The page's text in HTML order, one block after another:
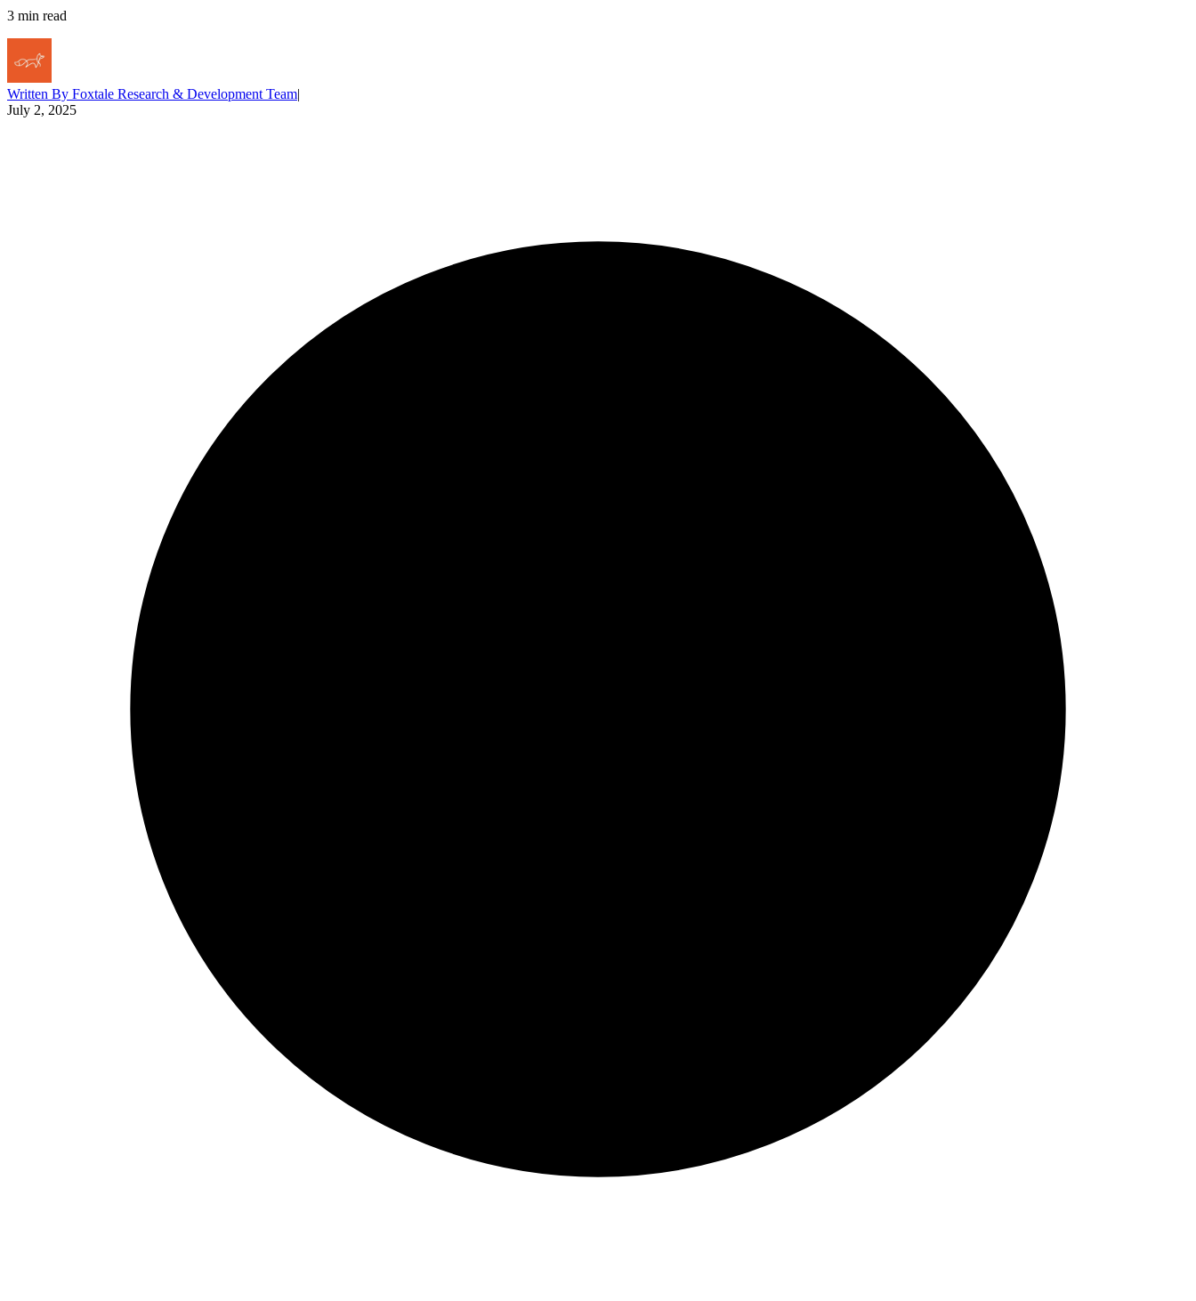
3 min read
Written By Foxtale Research & Development Team|
July 2, 2025